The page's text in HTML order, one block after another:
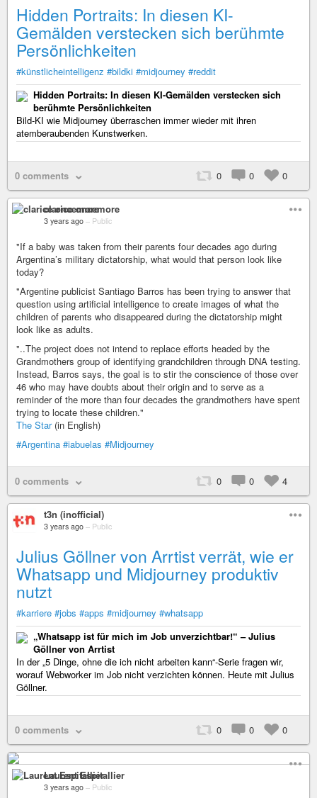
Hidden Portraits: In diesen KI-
Gemälden verstecken sich berühmte
Persönlichkeiten
#künstlicheintelligenz #bildki #midjourney #reddit
Hidden Portraits: In diesen KI-Gemälden verstecken sich
berühmte Persönlichkeiten
Bild-KI wie Midjourney überraschen immer wieder mit ihren
atemberaubenden Kunstwerken.
0 comments 0 0 0
clarice oncemore
3 years ago – Public
"If a baby was taken from their parents four decades ago during
Argentina’s military dictatorship, what would that person look like
today?
"Argentine publicist Santiago Barros has been trying to answer that
question using artificial intelligence to create images of what the
children of parents who disappeared during the dictatorship might
look like as adults.
"..The project does not intend to replace efforts headed by the
Grandmothers group of identifying grandchildren through DNA testing.
Instead, Barros says, the goal is to stir the conscience of those over
46 who may have doubts about their origin and to serve as a
reminder of the more than four decades the grandmothers have spent
trying to locate these children."
The Star(in English)
#Argentina #iabuelas #Midjourney
0 comments 0 0 4
t3n (inofficial)
3 years ago – Public
Julius Göllner von Arrtist verrät, wie er
Whatsapp und Midjourney produktiv
nutzt
#karriere #jobs #apps #midjourney #whatsapp
„Whatsapp ist für mich im Job unverzichtbar!“ – Julius
Göllner von Arrtist
In der „5 Dinge, ohne die ich nicht arbeiten kann“-Serie fragen wir,
worauf Webworker im Job nicht verzichten können. Heute mit Julius
Göllner.
0 comments 0 0 0
Laurent Espitallier
3 years ago – Public